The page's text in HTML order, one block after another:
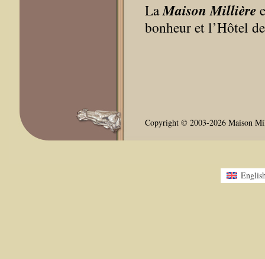
LaMaison Millière
bonheur et l’Hôtel
Copyright © 2003-2026 Maison